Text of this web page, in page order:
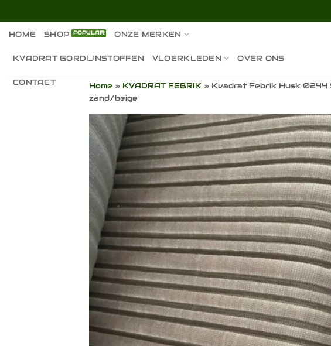
inhoud
HOME SHOP ONZE MERKEN
KVADRAT GORDIJNSTOFFEN VLOERKLEDEN OVER ONS
CONTACT Home » KVADRAT FEBRIK » Kvadrat Febrik Husk 0244
zand/beige